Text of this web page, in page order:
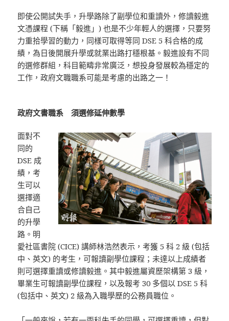
即使公開試失手，升學路除了副學位和重讀外，修讀毅進
文憑課程 (下稱「毅進」) 也是不少年輕人的選擇，只要努
力重拾學習的動力，同樣可取得等同 DSE 5 科合格的成
績，為日後開展升學或就業出路打穩根基。毅進設有不同
的選修群組，科目範疇非常廣泛，想投身發展較為穩定的
工作，政府文職職系可能是考慮的出路之一！
政府文書職系 須選修延伸數學
面對不
同的
DSE 成
績，考
生可以
選擇適
合自己
的升學
路。明
愛社區書院 (CICE) 講師林浩然表示，考獲 5 科 2 級 (包括
中、英文) 的考生，可報讀副學位課程；未達以上成績者
則可選擇重讀或修讀毅進。其中毅進屬資歷架構第 3 級，
畢業生可報讀副學位課程，以及報考 30 多個以 DSE 5 科
(包括中、英文) 2 級為入職學歷的公務員職位。